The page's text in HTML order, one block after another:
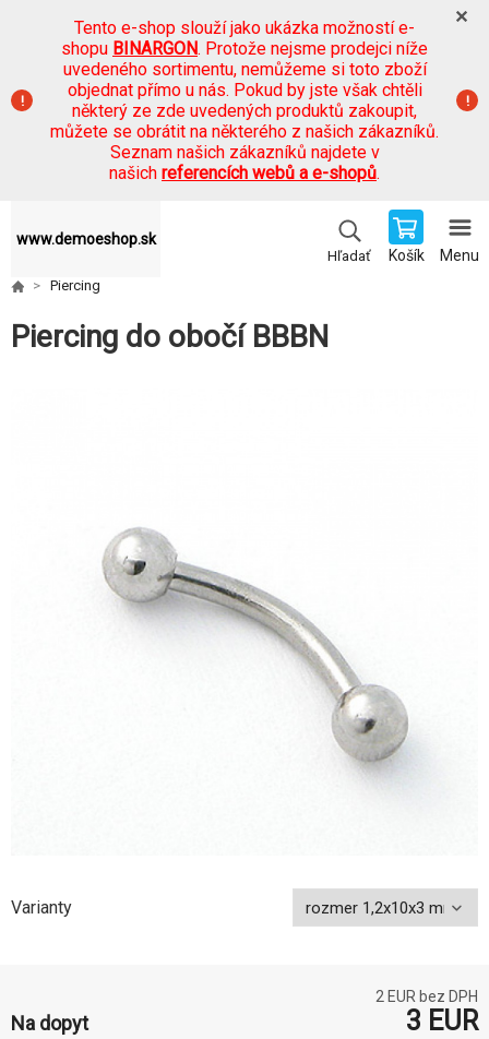
Tento e-shop slouží jako ukázka možností e-
shopu BINARGON. Protože nejsme prodejci níže
uvedeného sortimentu, nemůžeme si toto zboží
objednat přímo u nás. Pokud by jste však chtěli
některý ze zde uvedených produktů zakoupit,
můžete se obrátit na některého z našich zákazníků.
Seznam našich zákazníků najdete v
našich referencích webů a e-shopů.
www.demoeshop.sk
Hľadať Košík Menu
Piercing
Piercing do obočí BBBN
Varianty
2 EUR bez DPH
Na dopyt 3 EUR